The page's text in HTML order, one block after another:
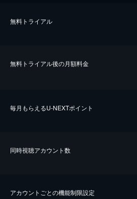
無料トライアル
無料トライアル後の⽉額料金
毎⽉もらえるU-NEXTポイント
同時視聴アカウント数
アカウントごとの機能制限設定